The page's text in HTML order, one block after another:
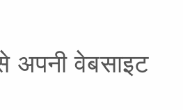
अपनी वेबसाइट